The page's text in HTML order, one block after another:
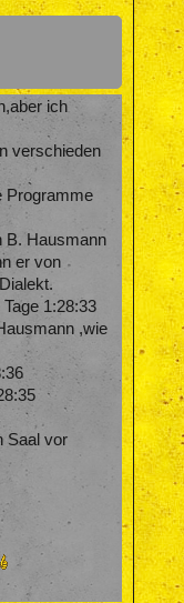
ich
verschieden
Programme
B. Hausmann
er von
1:28:33
,wie
Saal vor